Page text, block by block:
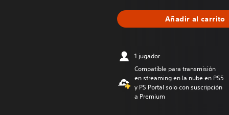
Añadir al carrito
1 jugador
Compatible para transmisión
en streaming en la nube en PS5
y PS Portal solo con suscripción
a Premium